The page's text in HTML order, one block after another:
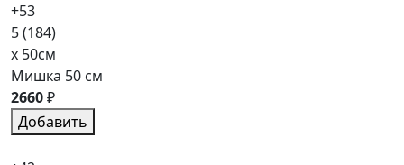
+53
5(184)
x 50см
Мишка 50 см
2660₽
Добавить